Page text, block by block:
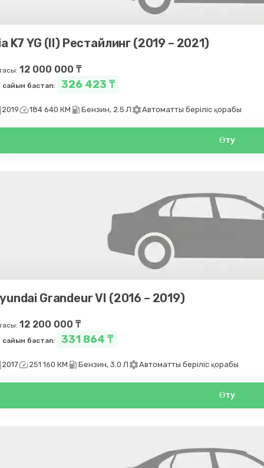
K7 YG (II) Рестайлинг (2019 – 2021)
12 000 000 ₸
сайын бастап: 326 423 ₸
2019speed184 640 КМ local_gas_stationБензин, 2.5 Л settingsАвтоматты беріліс қорабы
Өту
Grandeur VI (2016 – 2019)
12 200 000 ₸
сайын бастап: 331 864 ₸
2017speed251 160 КМ local_gas_stationБензин, 3.0 Л settingsАвтоматты беріліс қорабы
Өту